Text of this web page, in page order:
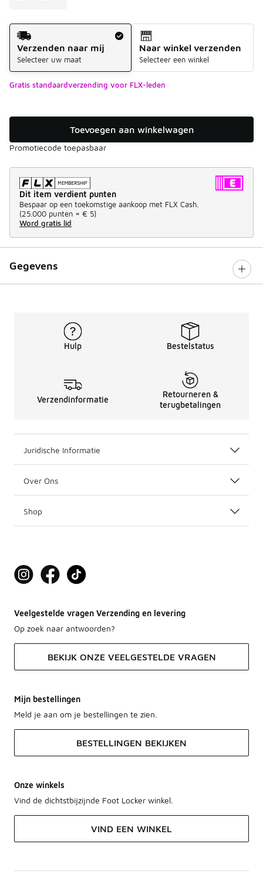
Verzendmethode
Verzenden naar mij
Selecteer uw maat
Naar winkel verzenden
Selecteer een winkel
Gratis standaardverzending voor FLX-leden
Toevoegen aan winkelwagen
Promotiecode toepasbaar
Dit item verdient punten
Bespaar op een toekomstige aankoop met FLX Cash.
(25.000 punten = € 5)
Word gratis lid
Gegevens
Hulp Bestelstatus
Verzendinformatie
Retourneren &
terugbetalingen
Juridische Informatie
Over Ons
Shop
Veelgestelde vragen Verzending en levering
Op zoek naar antwoorden?
BEKIJK ONZE VEELGESTELDE VRAGEN
Mijn bestellingen
Meld je aan om je bestellingen te zien.
BESTELLINGEN BEKIJKEN
Onze winkels
Vind de dichtstbijzijnde Foot Locker winkel.
VIND EEN WINKEL